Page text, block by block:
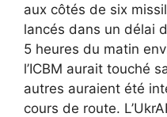
aux côtés de six
lancés dans un délai
5 heures du matin
l’ICBM aurait touché
autres auraient été
cours de route.